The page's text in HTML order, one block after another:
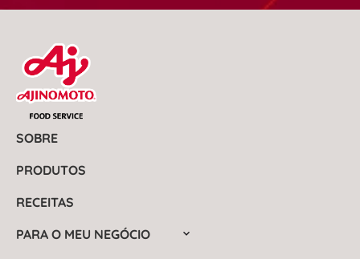
SOBRE
PRODUTOS
RECEITAS
PARA O MEU NEGÓCIO